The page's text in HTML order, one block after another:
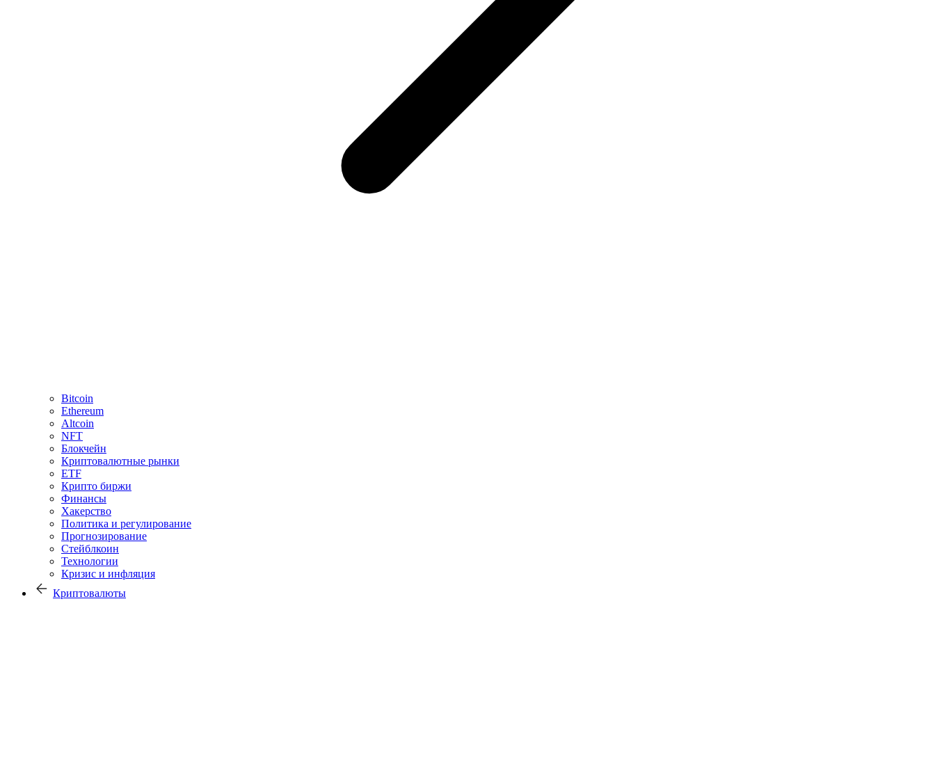
Bitcoin
Ethereum
Altcoin
NFT
Блокчейн
Криптовалютные рынки
ETF
Крипто биржи
Финансы
Хакерство
Политика и регулирование
Прогнозирование
Стейблкоин
Технологии
Кризис и инфляция
Криптовалюты